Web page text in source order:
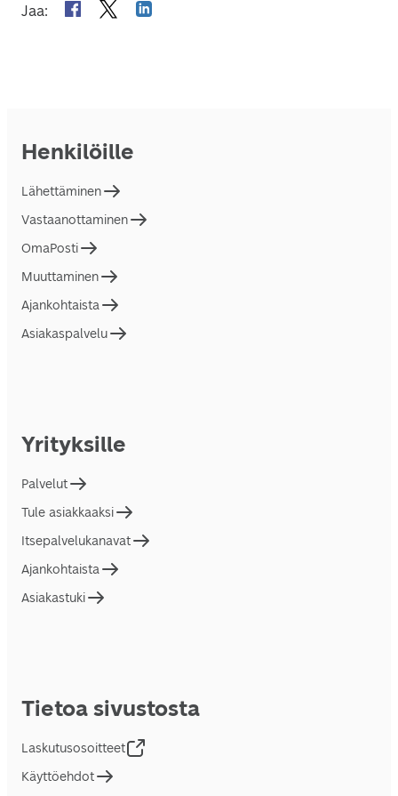
Jaa:
Henkilöille
Lähettäminen
Vastaanottaminen
OmaPosti
Muuttaminen
Ajankohtaista
Asiakaspalvelu
Yrityksille
Palvelut
Tule asiakkaaksi
Itsepalvelukanavat
Ajankohtaista
Asiakastuki
Tietoa sivustosta
Laskutusosoitteet
Käyttöehdot